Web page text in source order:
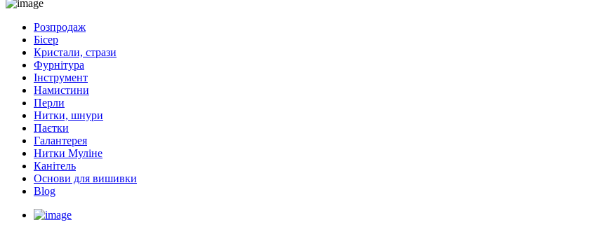
Розпродаж
Бісер
Кристали, стрази
Фурнітура
Інструмент
Намистини
Перли
Нитки, шнури
Паєтки
Галантерея
Нитки Муліне
Канітель
Основи для вишивки
Blog